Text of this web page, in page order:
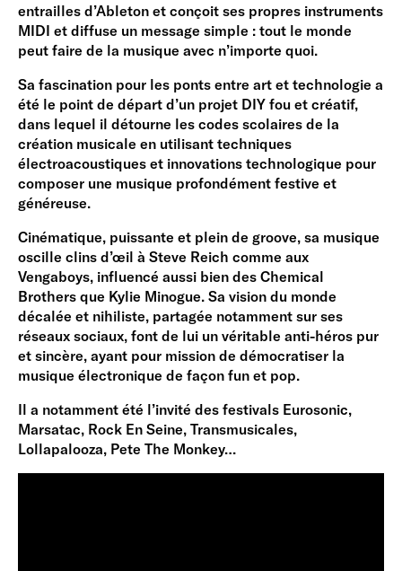
entrailles d’Ableton et conçoit ses propres instruments
MIDI et diffuse un message simple : tout le monde
peut faire de la musique avec n’importe quoi.
Sa fascination pour les ponts entre art et technologie a
été le point de départ d’un projet DIY fou et créatif,
dans lequel il détourne les codes scolaires de la
création musicale en utilisant techniques
électroacoustiques et innovations technologique pour
composer une musique profondément festive et
généreuse.
Cinématique, puissante et plein de groove, sa musique
oscille clins d’œil à Steve Reich comme aux
Vengaboys, influencé aussi bien des Chemical
Brothers que Kylie Minogue. Sa vision du monde
décalée et nihiliste, partagée notamment sur ses
réseaux sociaux, font de lui un véritable anti-héros pur
et sincère, ayant pour mission de démocratiser la
musique électronique de façon fun et pop.
Il a notamment été l’invité des festivals Eurosonic,
Marsatac, Rock En Seine, Transmusicales,
Lollapalooza, Pete The Monkey…